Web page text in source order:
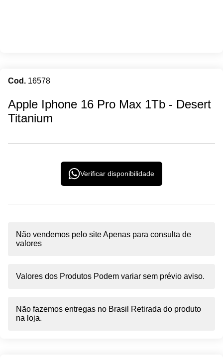
Cod. 16578
Apple Iphone 16 Pro Max 1Tb - Desert
Titanium
Verificar disponibilidade
Não vendemos pelo site Apenas para consulta de
valores
Valores dos Produtos Podem variar sem prévio aviso.
Não fazemos entregas no Brasil Retirada do produto
na loja.